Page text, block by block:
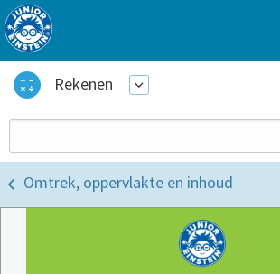
Rekenen
Omtrek, oppervlakte en inhoud